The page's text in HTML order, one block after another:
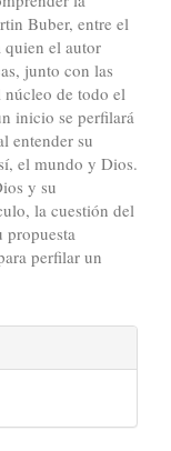
Buber, entre el
el autor
junto con las
de todo el
inicio se perfilará
entender su
el mundo y Dios.
y su
la cuestión del
perfilar un